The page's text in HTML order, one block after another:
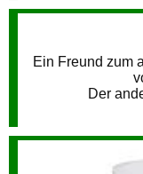
Ein Freund zum
Der